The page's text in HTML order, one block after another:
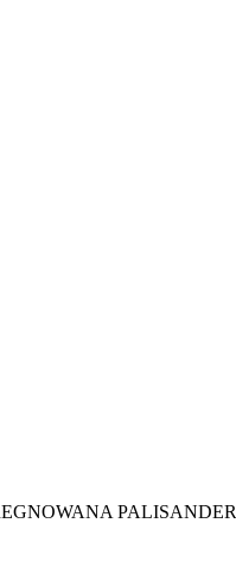
PALISANDER